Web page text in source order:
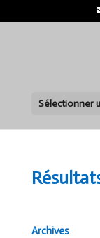
Sélectionner
Archives